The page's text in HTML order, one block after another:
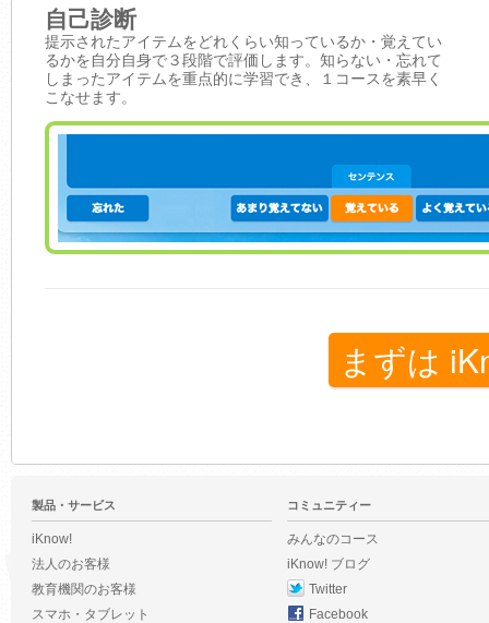
自己診断
提示されたアイテムをどれくらい知っているか・覚えてい
るかを自分自身で３段階で評価します。知らない・忘れて
しまったアイテムを重点的に学習でき、１コースを素早く
こなせます。
まずは
製品・サービス
iKnow!
法人のお客様
教育機関のお客様
スマホ・タブレット
コミュニティー
みんなのコース
iKnow! ブログ
Twitter
Facebook